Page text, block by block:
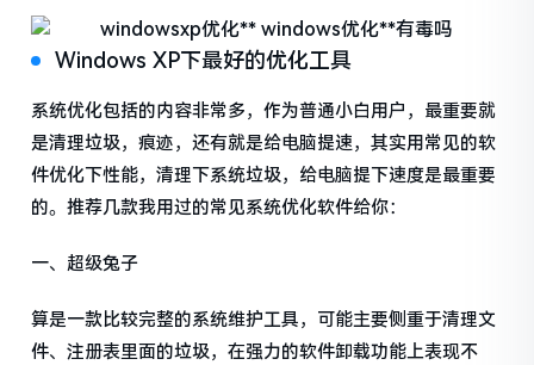
Windows XP下最好的优化工具
系统优化包括的内容非常多，作为普通小白用户，最重要就
是清理垃圾，痕迹，还有就是给电脑提速，其实用常见的软
件优化下性能，清理下系统垃圾，给电脑提下速度是最重要
的。推荐几款我用过的常见系统优化软件给你：
一、超级兔子
算是一款比较完整的系统维护工具，可能主要侧重于清理文
件、注册表里面的垃圾，在强力的软件卸载功能上表现不